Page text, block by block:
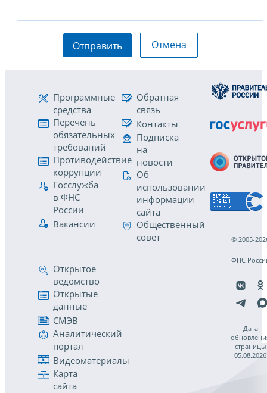
Отправить Отмена
Программные
средства
Перечень
обязательных
требований
Противодействие
коррупции
Госслужба
в ФНС
России
Вакансии
Обратная
связь
Контакты
Подписка
на
новости
Об
использовании
информации
сайта
Общественный
совет
Открытое
ведомство
Открытые
данные
СМЭВ
Аналитический
портал
Видеоматериалы
Карта
сайта
© 2005-
ФНС
Дата
страницы
05.08.2026